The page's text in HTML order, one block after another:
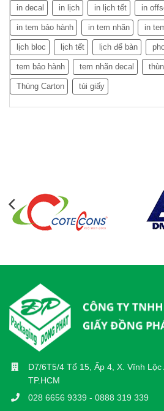
in decal in lịch in lịch tết in
in tem bảo hành in tem nhãn in
lịch bloc lịch tết lịch để bàn
tem bảo hành tem nhãn decal
Thùng Carton túi giấy
D7/6T5/4 Tổ 15, Ấp 4, X. Vĩnh Lộc
TP.HCM
028 6656 9339 - 0888 319 339